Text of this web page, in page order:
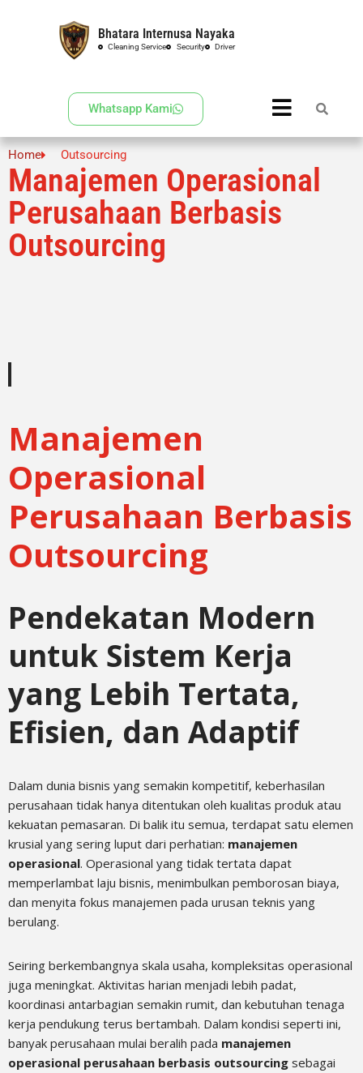
Bhatara Internusa Nayaka
Cleaning Service Security Driver
Whatsapp Kami
Home Outsourcing
Manajemen Operasional
Perusahaan Berbasis
Outsourcing
Manajemen
Operasional
Perusahaan Berbasis
Outsourcing
Pendekatan Modern
untuk Sistem Kerja
yang Lebih Tertata,
Efisien, dan Adaptif
Dalam dunia bisnis yang semakin kompetitif, keberhasilan
perusahaan tidak hanya ditentukan oleh kualitas produk atau
kekuatan pemasaran. Di balik itu semua, terdapat satu elemen
krusial yang sering luput dari perhatian: manajemen
operasional. Operasional yang tidak tertata dapat
memperlambat laju bisnis, menimbulkan pemborosan biaya,
dan menyita fokus manajemen pada urusan teknis yang
berulang.
Seiring berkembangnya skala usaha, kompleksitas operasional
juga meningkat. Aktivitas harian menjadi lebih padat,
koordinasi antarbagian semakin rumit, dan kebutuhan tenaga
kerja pendukung terus bertambah. Dalam kondisi seperti ini,
banyak perusahaan mulai beralih pada manajemen
operasional perusahaan berbasis outsourcing sebagai